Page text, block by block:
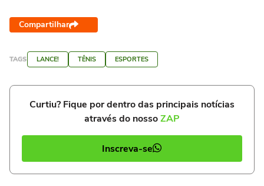
Compartilhar
TAGS LANCE! TÊNIS ESPORTES
Curtiu? Fique por dentro das principais notícias
através do nossoZAP
Inscreva-se